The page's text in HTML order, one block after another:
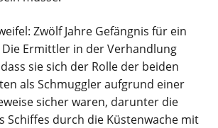
Zwölf Jahre Gefängnis für ein
Ermittler in der Verhandlung
sie sich der Rolle der beiden
als Schmuggler aufgrund einer
sicher waren, darunter die
Schiffes durch die Küstenwache mit